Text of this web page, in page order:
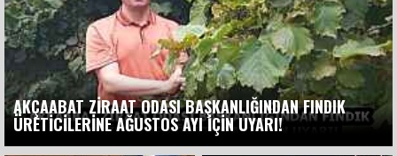
AKÇAABAT ZİRAAT ODASI BAŞKANLIĞINDAN FINDIK
ÜRETİCİLERİNE AĞUSTOS AYI İÇİN UYARI!